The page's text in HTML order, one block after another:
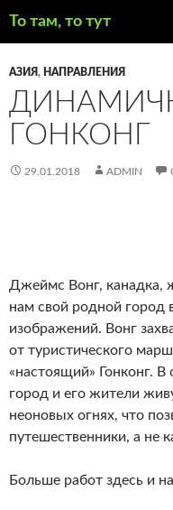
То там, то тут
СОДЕРЖИМОМУ
АЗИЯ, НАПРАВЛЕНИЯ
ГОНКОНГ
29.01.2018 ADMIN
Джеймс Вонг, канадка,
нам свой родной город
изображений. Вонг
от туристического
«настоящий» Гонконг.
город и его жители
неоновых огнях, что
путешественники, а не
Больше работ здесь и на